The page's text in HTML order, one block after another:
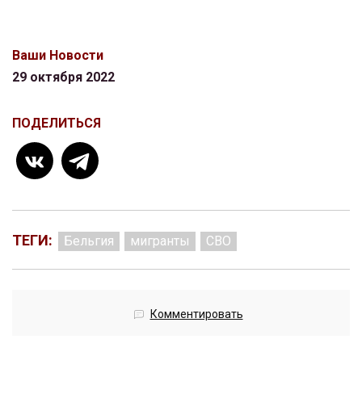
Ваши Новости
29 октября 2022
ПОДЕЛИТЬСЯ
ТЕГИ: Бельгия мигранты СВО
Комментировать